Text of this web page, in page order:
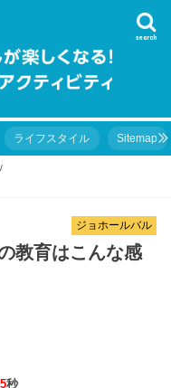
search
ライフスタイル Sitemap
ジョホールバル
教育はこんな感
秒